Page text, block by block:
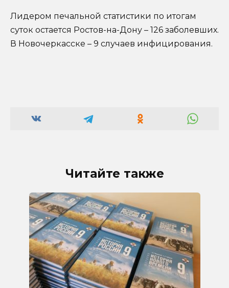
Лидером печальной статистики по итогам
суток остается Ростов-на-Дону – 126 заболевших.
В Новочеркасске – 9 случаев инфицирования.
Читайте также